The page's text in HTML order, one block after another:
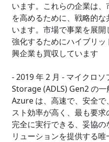
います。これらの企業は
を高めるために、戦略的
います。市場で事業を展
強化するためにハイブリ
興企業も買収しています
- 2019 年 2 月 - マイクロ
Storage (ADLS) Gen2 の一
Azure は、高速で、安全で
スト効率が高く、最も要
完全に実行できる、妥協
リューションを提供する